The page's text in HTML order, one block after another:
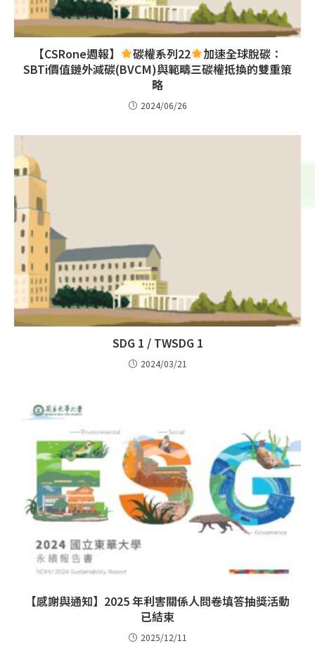
【CSRone週報】 碳權系列22
加速全球脫碳：
SBTi價值鏈外減碳(BVCM)與範疇三碳權抵換的雙重策
略
2024/06/26
SDG 1 / TWSDG 1
2024/03/21
【感謝與通知】2025 年利害關係人問卷填答抽獎活動
已結束
2025/12/11